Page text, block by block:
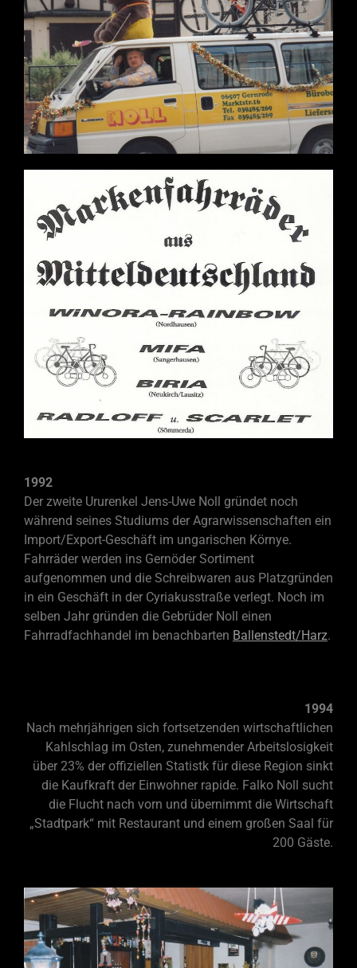
1992
Der zweite Ururenkel Jens-Uwe Noll gründet noch
während seines Studiums der Agrarwissenschaften ein
Import/Export-Geschäft im ungarischen Környe.
Fahrräder werden ins Gernöder Sortiment
aufgenommen und die Schreibwaren aus Platzgründen
in ein Geschäft in der Cyriakusstraße verlegt. Noch im
selben Jahr gründen die Gebrüder Noll einen
Fahrradfachhandel im benachbarten Ballenstedt/Harz.
1994
Nach mehrjährigen sich fortsetzenden wirtschaftlichen
Kahlschlag im Osten, zunehmender Arbeitslosigkeit
über 23% der offiziellen Statistk für diese Region sinkt
die Kaufkraft der Einwohner rapide. Falko Noll sucht
die Flucht nach vorn und übernimmt die Wirtschaft
„Stadtpark“ mit Restaurant und einem großen Saal für
200 Gäste.